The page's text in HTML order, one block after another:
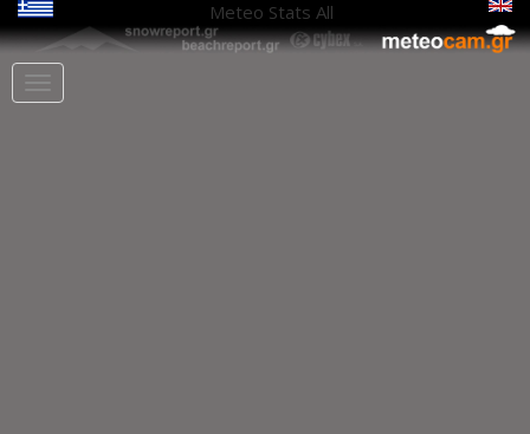
Meteo Stats All